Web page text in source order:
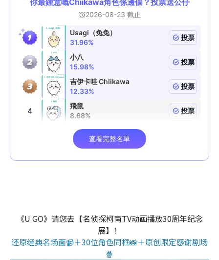
《U GO》请您去【名侦探柯南TV动画播放30周年纪念
展】！
还原经典名场面📹＋30位角色同框📸＋原创限定感谢剧场
🍿